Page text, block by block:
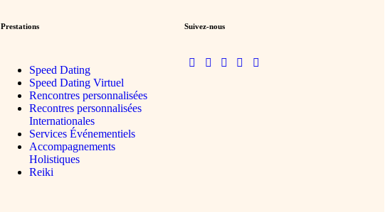
Prestations
Speed Dating
Speed Dating Virtuel
Rencontres personnalisées
Recontres personnalisées
Internationales
Services Événementiels
Accompagnements
Holistiques
Reiki
Suivez-nous